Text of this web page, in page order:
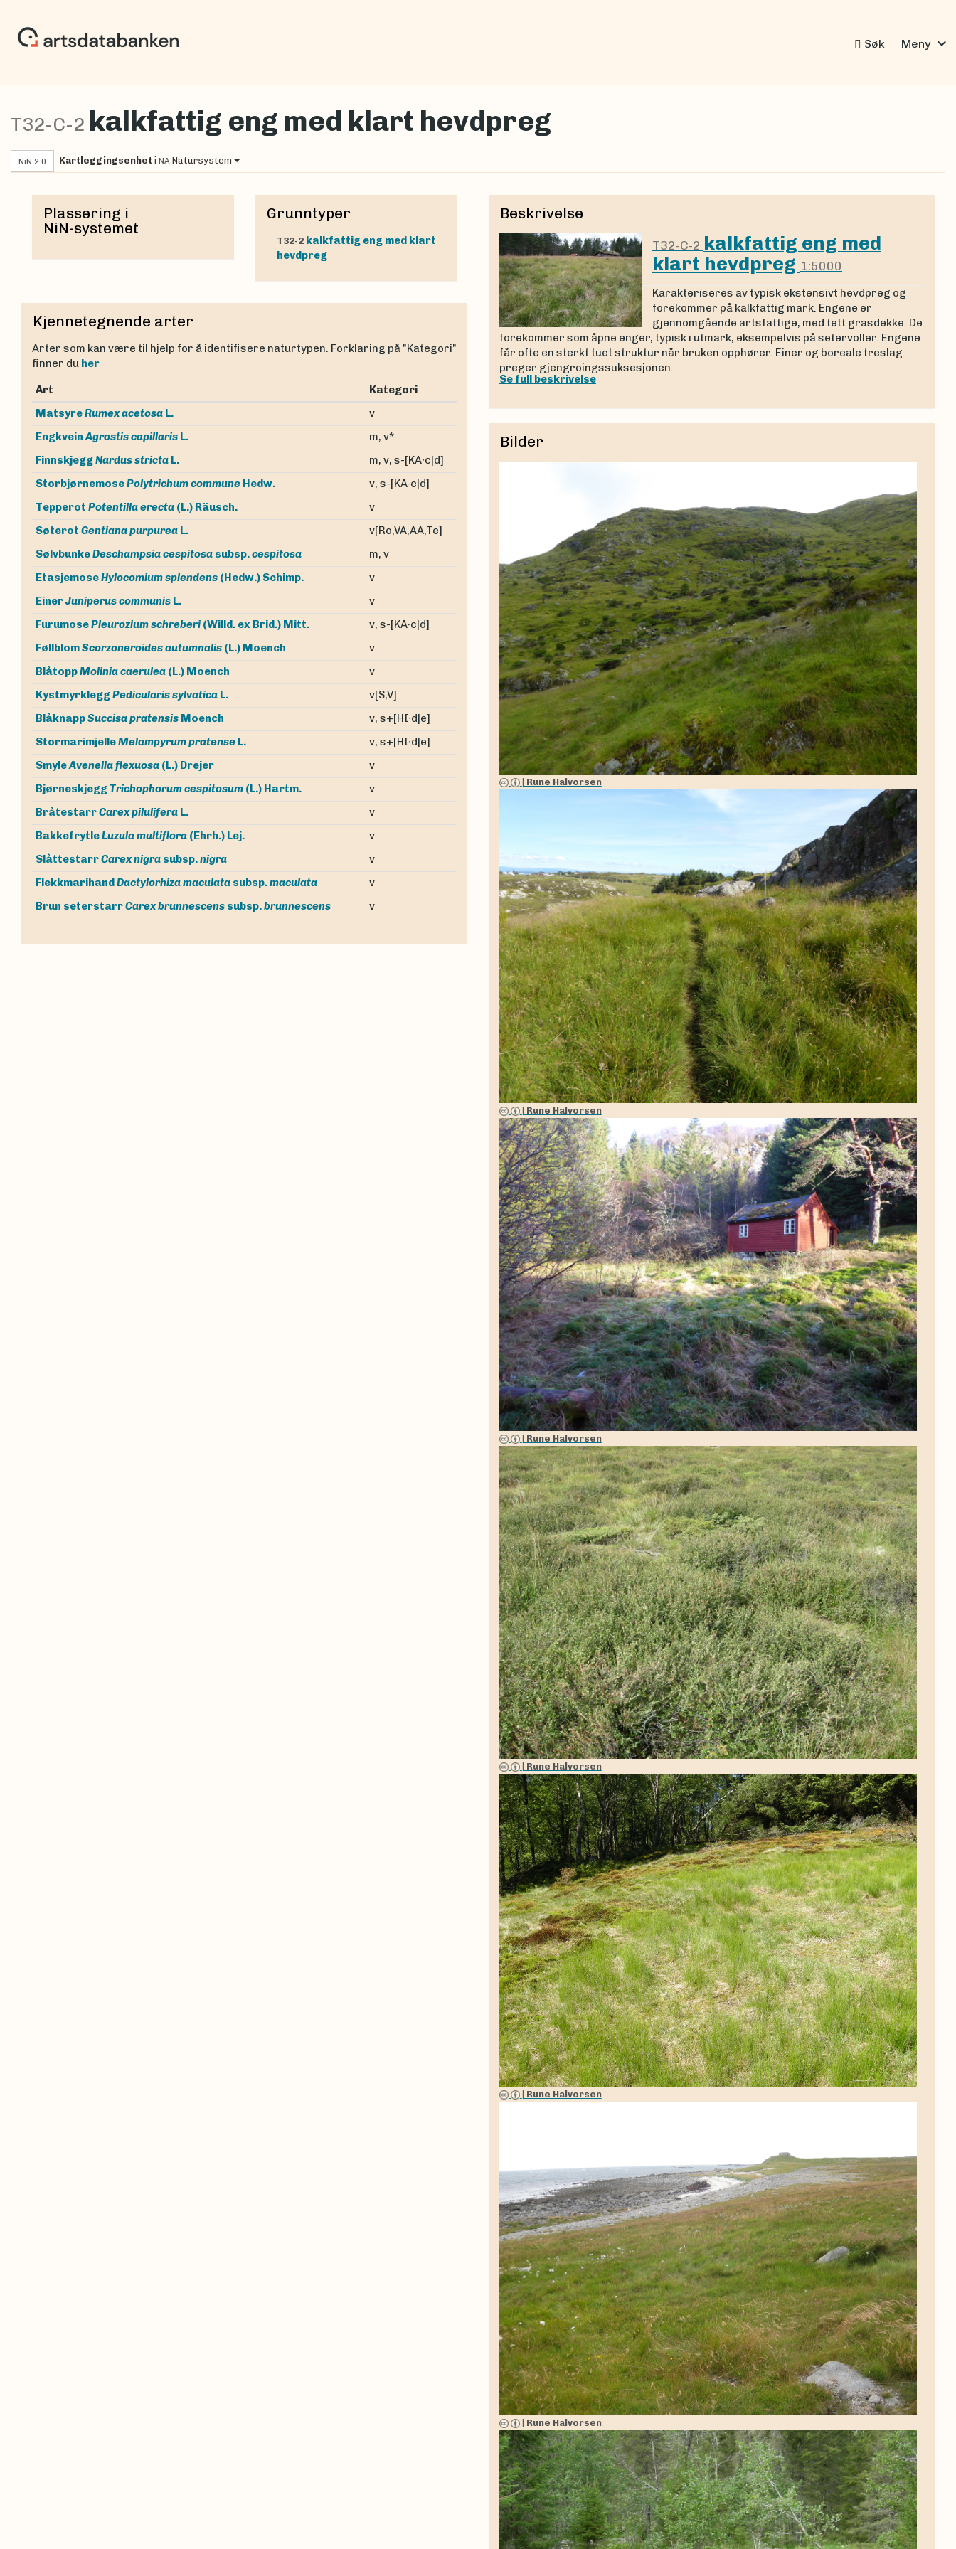
Søk Meny expand_more
T32-C-2 kalkfattig eng med klart hevdpreg
NiN 2.0 Kartleggingsenhet i NA Natursystem
Plassering i
NiN-systemet
Grunntyper
T32-2 kalkfattig eng med klart
hevdpreg
Kjennetegnende arter
Arter som kan være til hjelp for å identifisere naturtypen. Forklaring på "Kategori"
finner du her
Art
Kategori
MatsyreRumex acetosa L.
v
Engkvein Agrostis capillaris L.
m, v*
FinnskjeggNardus stricta L.
m, v, s-[KA∙c|d]
StorbjørnemosePolytrichum commune Hedw.
v, s-[KA·c|d]
Tepperot Potentilla erecta (L.) Räusch.
v
Søterot Gentiana purpurea L.
v[Ro,VA,AA,Te]
SølvbunkeDeschampsia cespitosa subsp.cespitosa
m, v
EtasjemoseHylocomium splendens (Hedw.) Schimp.
v
EinerJuniperus communis L.
v
FurumosePleurozium schreberi (Willd. ex Brid.) Mitt.
v, s-[KA·c|d]
FøllblomScorzoneroides autumnalis (L.) Moench
v
BlåtoppMolinia caerulea (L.) Moench
v
KystmyrkleggPedicularis sylvatica L.
v[S,V]
BlåknappSuccisa pratensis Moench
v, s+[HI∙d|e]
StormarimjelleMelampyrum pratense L.
v, s+[HI∙d|e]
SmyleAvenella flexuosa (L.) Drejer
v
BjørneskjeggTrichophorum cespitosum (L.) Hartm.
v
BråtestarrCarex pilulifera L.
v
BakkefrytleLuzula multiflora (Ehrh.) Lej.
v
SlåttestarrCarex nigra subsp.nigra
v
FlekkmarihandDactylorhiza maculata subsp.maculata
v
Brun seterstarrCarex brunnescens subsp.brunnescens v
Beskrivelse
T32-C-2 kalkfattig eng med
klart hevdpreg 1:5000
Karakteriseres av typisk ekstensivt hevdpreg og
forekommer på kalkfattig mark. Engene er
gjennomgående artsfattige, med tett grasdekke. De
forekommer som åpne enger, typisk i utmark, eksempelvis på setervoller. Engene
får ofte en sterkt tuet struktur når bruken opphører. Einer og boreale treslag
preger gjengroingssuksesjonen.
Se full beskrivelse
Bilder
Rune Halvorsen
| Rune Halvorsen
Rune Halvorsen
Rune Halvorsen
Rune Halvorsen
| Rune Halvorsen